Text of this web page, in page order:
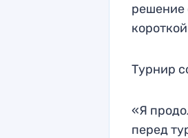
решение
Турнир
«Я
перед